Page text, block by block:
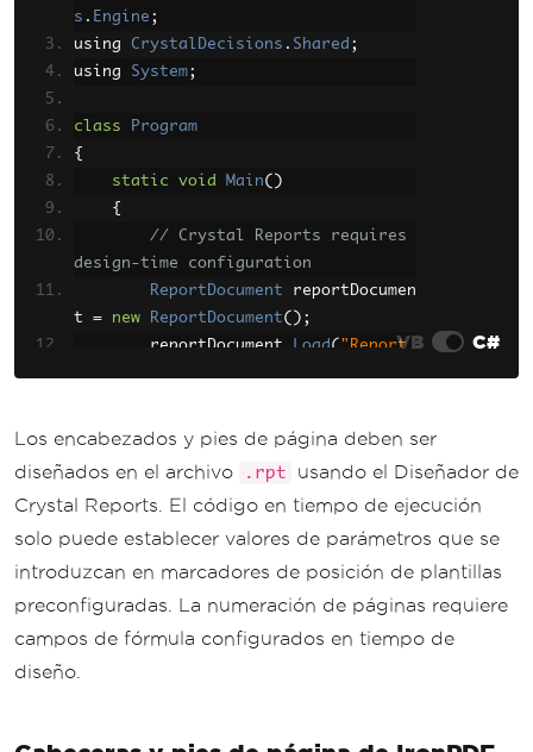
s . Engine ;
using CrystalDecisions . Shared ;
using System;
class
Program
{
static
void Main()
{
// Crystal Reports requires
design-time configuration
ReportDocument reportDocumen
t = new ReportDocument();
        reportDocument
Load( "Report.
// Headers and footers must
// using Crystal Reports des
igner
// You can set parameter val
ues programmatically
alue
"Company Name"
        reportDocument
.SetParameterV
alue
VB C#
Los encabezados y pies de página deben ser
diseñados en el archivo
.rpt
usando el Diseñador de
Crystal Reports. El código en tiempo de ejecución
solo puede establecer valores de parámetros que se
introduzcan en marcadores de posición de plantillas
preconfiguradas. La numeración de páginas requiere
campos de fórmula configurados en tiempo de
diseño.